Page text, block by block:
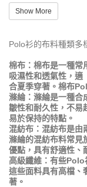
Show More
Polo衫的布料種類多
棉布：棉布是一種常
吸濕性和透氣性，適
合夏季穿著。棉布
滌綸：滌綸是一種合
皺性和耐久性，不易
易於保持的特點。
混紡布：混紡布是由
滌綸的混紡布料常見
優點，具有舒適性、
高級纖維：有些Polo
這些面料具有高檔、
著。